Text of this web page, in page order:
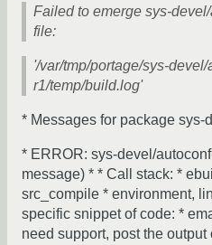
Failed to emerge sys-
file:
'/var/tmp/portage/sys-
r1/temp/build.log'
* Messages for package sys-
* ERROR: sys-devel/
message) * * Call stack: *
src_compile * environment,
specific snippet of code: *
need support, post the